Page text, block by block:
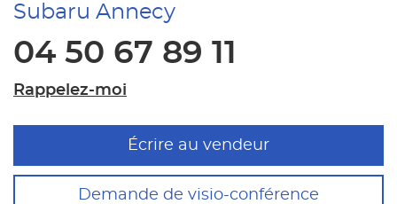
Subaru Annecy
04 50 67 89 11
Rappelez-moi
Écrire au vendeur
Demande de visio-conférence